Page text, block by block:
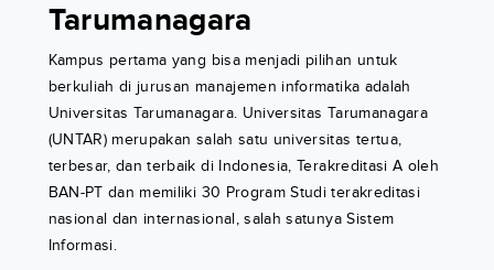
Tarumanagara
Kampus pertama yang bisa menjadi pilihan untuk
berkuliah di jurusan manajemen informatika adalah
Universitas Tarumanagara. Universitas Tarumanagara
(UNTAR) merupakan salah satu universitas tertua,
terbesar, dan terbaik di Indonesia, Terakreditasi A oleh
BAN-PT dan memiliki 30 Program Studi terakreditasi
nasional dan internasional, salah satunya Sistem
Informasi.